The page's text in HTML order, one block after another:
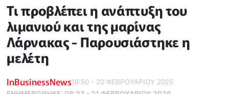
Τι προβλέπει η ανάπτυξη του
λιμανιού και της μαρίνας
Λάρνακας - Παρουσιάστηκε η
μελέτη
InBusinessNews18:50 - 20 ΦΕΒΡΟΥΑΡΙΟΥ 2026